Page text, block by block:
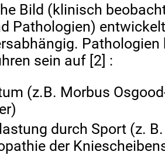
Bild (klinisch
Pathologien)
Pathologien
sein auf [2] :
(z.B. Morbus
durch Sport (z. B.
der